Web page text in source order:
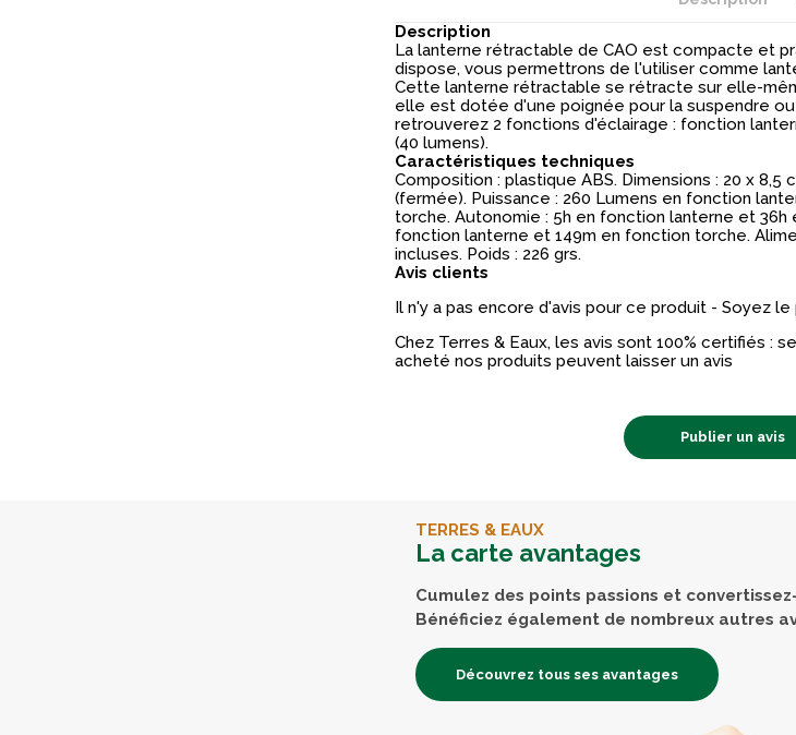
Description
La lanterne rétractable de CAO est compacte et
dispose, vous permettrons de l'utiliser comme
Cette lanterne rétractable se rétracte sur elle-
elle est dotée d'une poignée pour la suspendre
retrouverez 2 fonctions d'éclairage : fonction
(40 lumens).
Caractéristiques techniques
Composition : plastique ABS. Dimensions : 20 x 8,5
(fermée). Puissance : 260 Lumens en fonction
torche. Autonomie : 5h en fonction lanterne et
fonction lanterne et 149m en fonction torche.
incluses. Poids : 226 grs.
Avis clients
Il n'y a pas encore d'avis pour ce produit - Soyez le
Chez Terres & Eaux, les avis sont 100% certifiés :
acheté nos produits peuvent laisser un avis
Publier un avis
TERRES & EAUX
La carte avantages
Cumulez des points passions et
Bénéficiez également de nombreux autres
Découvrez tous ses avantages